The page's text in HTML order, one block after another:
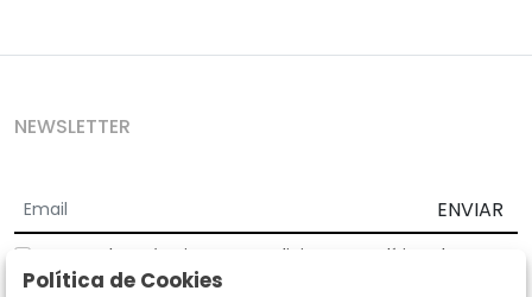
NEWSLETTER
ENVIAR
Acepto los Términos y Condiciones
Política de
privacidad
Política de Cookies